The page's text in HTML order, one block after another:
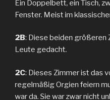
Ein Doppelbett, ein Tisch,
Fenster. Meist im
2B: Diese beiden größeren
Leute gedacht.
2C: Dieses Zimmer ist das
regelmäßig Orgien feiern
war da. Sie war zwar nicht